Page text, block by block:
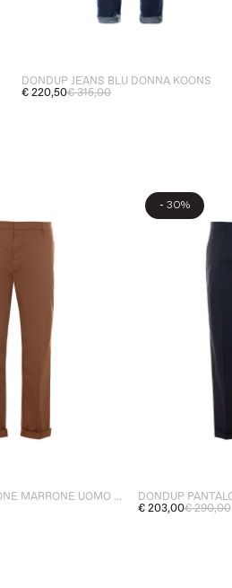
DONDUP JEANS BLU DONNA KOONS
€ 220,50€ 315,00
DONDUP PANTALONE MARRONE UOMO GAUBERT
- 30%
€ 203,00€ 290,00